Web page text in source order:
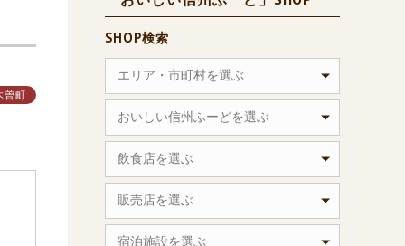
曽町
SHOP検索
エリア・市町村を選ぶ
おいしい信州ふーどを選ぶ
飲食店を選ぶ
販売店を選ぶ
宿泊施設を選ぶ